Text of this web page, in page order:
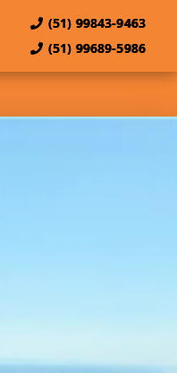
(51) 99843-9463
(51) 99689-5986